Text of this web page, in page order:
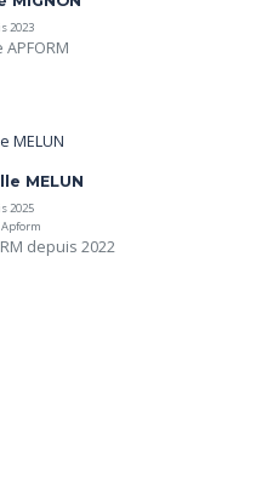
2023
MELUN
2025
Apform
depuis 2022